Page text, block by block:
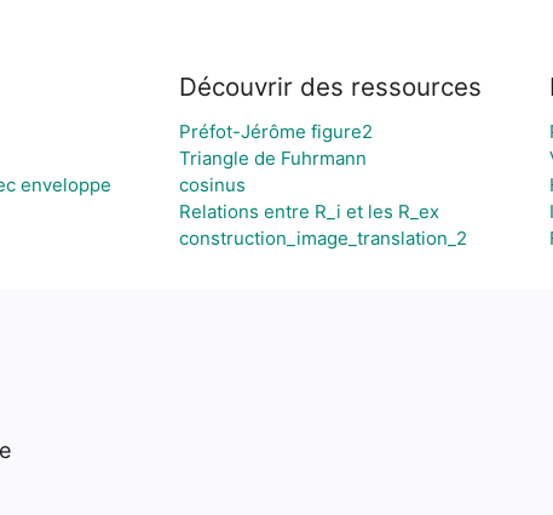
enveloppe
Découvrir des ressources
Préfot-Jérôme figure2
Triangle de Fuhrmann
cosinus
Relations entre R_i et les R_ex
construction_image_translation_2